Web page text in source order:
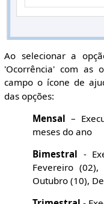
Ao selecionar a
'Ocorrência' com as
campo o ícone de
das opções:
Mensal –
meses do ano
Bimestral -
Fevereiro
Outubro (10),